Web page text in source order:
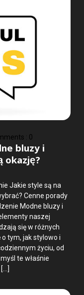
: 0
bluzy i
okazję?
Jakie style są na
Cenne porady
Modne bluzy i
naszej
się w różnych
tym, jak stylowo i
życiu, od
te właśnie